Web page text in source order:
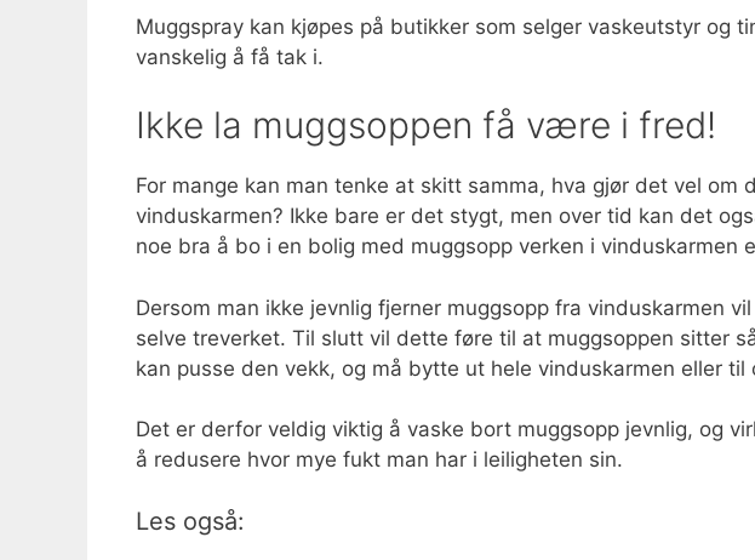
Muggspray kan kjøpes på butikker som selger vaskeutstyr og
vanskelig å få tak i.
Ikke la muggsoppen få være i fred!
For mange kan man tenke at skitt samma, hva gjør det vel om
vinduskarmen? Ikke bare er det stygt, men over tid kan det
noe bra å bo i en bolig med muggsopp verken i vinduskarmen
Dersom man ikke jevnlig fjerner muggsopp fra vinduskarmen
selve treverket. Til slutt vil dette føre til at muggsoppen sitter
kan pusse den vekk, og må bytte ut hele vinduskarmen eller til
Det er derfor veldig viktig å vaske bort muggsopp jevnlig, og
å redusere hvor mye fukt man har i leiligheten sin.
Les også: